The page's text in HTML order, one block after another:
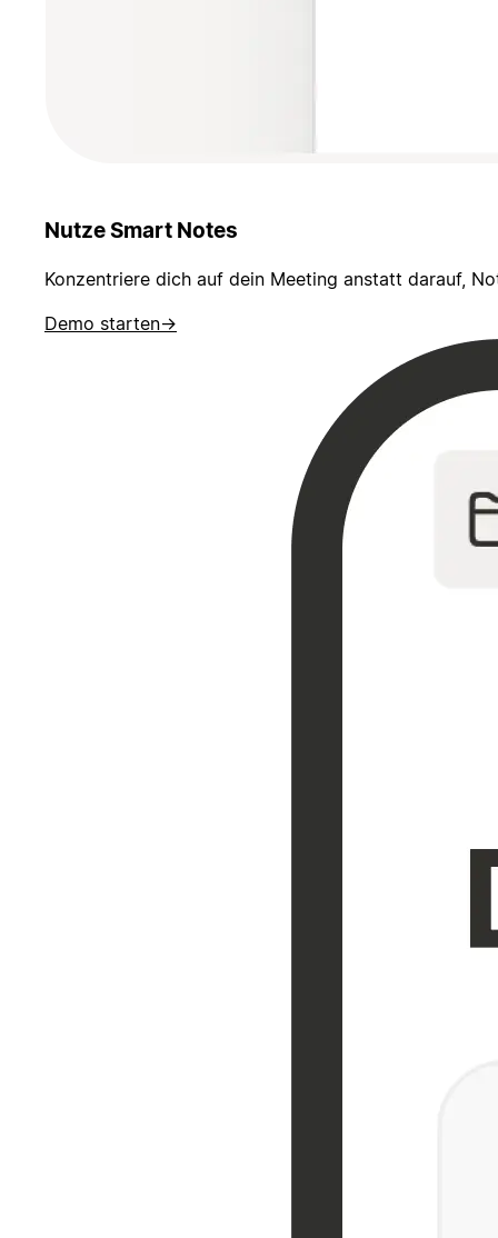
Nutze Smart Notes
Konzentriere dich auf dein Meeting anstatt darauf,
Demo starten→